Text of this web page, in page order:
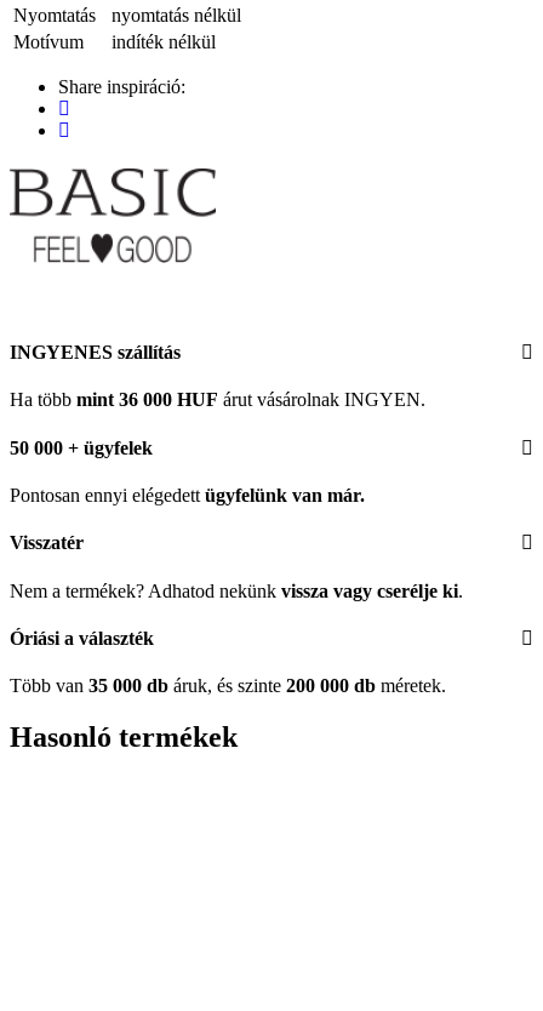
Nyomtatás
nyomtatás nélkül
Motívum
indíték nélkül
Share inspiráció:
INGYENES szállítás
Ha több mint 36 000 HUF árut vásárolnak INGYEN.
50 000 + ügyfelek
Pontosan ennyi elégedett ügyfelünk van már.
Visszatér
Nem a termékek? Adhatod nekünk vissza vagy cserélje ki.
Óriási a választék
Több van 35 000 db áruk, és szinte 200 000 db méretek.
Hasonló termékek